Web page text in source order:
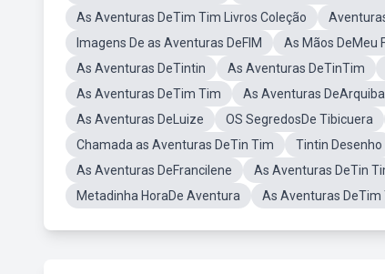
As Aventuras DeTim Tim Livros Coleção
Imagens De as Aventuras DeFIM
As Mãos DeMeu
As Aventuras DeTintin
As Aventuras DeTinTim
As Aventuras DeTim Tim
As Aventuras
As Aventuras DeLuize
OS SegredosDe Tibicuera
Chamada as Aventuras DeTin Tim
Tintin Desenho
As Aventuras DeFrancilene
As Aventuras DeTin
Metadinha HoraDe Aventura
As Aventuras DeTim